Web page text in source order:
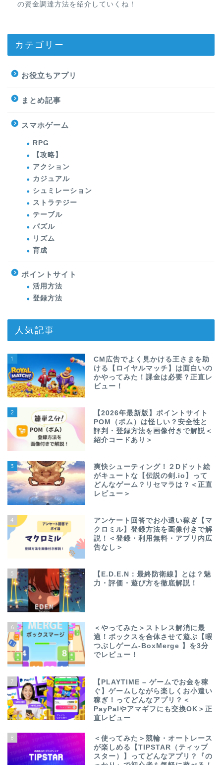
の資金調達方法を紹介していくね！
カテゴリー
お役立ちアプリ
まとめ記事
スマホゲーム
RPG
【攻略】
アクション
カジュアル
シュミレーション
ストラテジー
テーブル
パズル
リズム
育成
ポイントサイト
活用方法
登録方法
人気記事
1
CM広告でよく見かける王さまを助
ける【ロイヤルマッチ】は面白いの
かやってみた！課金は必要？正直レ
ビュー！
2
【2026年最新版】ポイントサイト
POM（ポム）は怪しい？安全性と
評判・登録方法を画像付きで解説＜
紹介コードあり＞
3
爽快シューティング！２Dドット絵
がキュートな【伝説の剣.io】って
どんなゲーム？リセマラは？＜正直
レビュー＞
4
アンケート回答でお小遣い稼ぎ【マ
クロミル】登録方法を画像付きで解
説！＜登録・利用無料・アプリ内広
告なし＞
5
【E.D.E.N：最終防衛線】とは？魅
力・評価・遊び方を徹底解説！
6
＜やってみた＞ストレス解消に最
適！ボックスを合体させて遊ぶ【暇
つぶしゲーム-BoxMerge 】を3分
でレビュー！
7
【PLAYTIME – ゲームでお金を稼
ぐ】ゲームしながら楽しくお小遣い
稼ぎ！ってどんなアプリ？＜
PayPalやアマギフにも交換OK＞正
直レビュー
8
＜使ってみた＞競輪・オートレース
が楽しめる【TIPSTAR（ティップ
スター）】ってどんなアプリ？『の